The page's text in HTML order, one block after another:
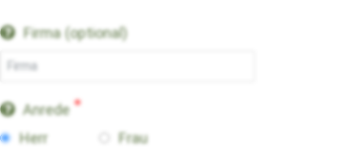
Firma (optional)
Anrede
Herr
Frau